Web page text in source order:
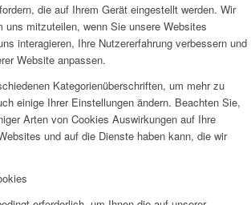
die auf Ihrem Gerät eingestellt werden. Wir
uns mitzuteilen, wenn Sie unsere Websites
interagieren, Ihre Nutzererfahrung verbessern und
Website anpassen.
Kategorienüberschriften, um mehr zu
einige Ihrer Einstellungen ändern. Beachten Sie,
Arten von Cookies Auswirkungen auf Ihre
und auf die Dienste haben kann, die wir